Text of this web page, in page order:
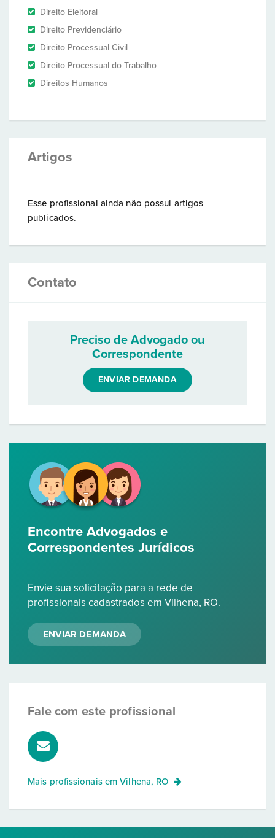
Direito Eleitoral
Direito Previdenciário
Direito Processual Civil
Direito Processual do Trabalho
Direitos Humanos
Artigos
Esse profissional ainda não possui artigos
publicados.
Contato
Preciso de Advogado ou
Correspondente
ENVIAR DEMANDA
Encontre Advogados e
Correspondentes Jurídicos
Envie sua solicitação para a rede de
profissionais cadastrados em Vilhena, RO.
ENVIAR DEMANDA
Fale com este profissional
Mais profissionais emVilhena, RO